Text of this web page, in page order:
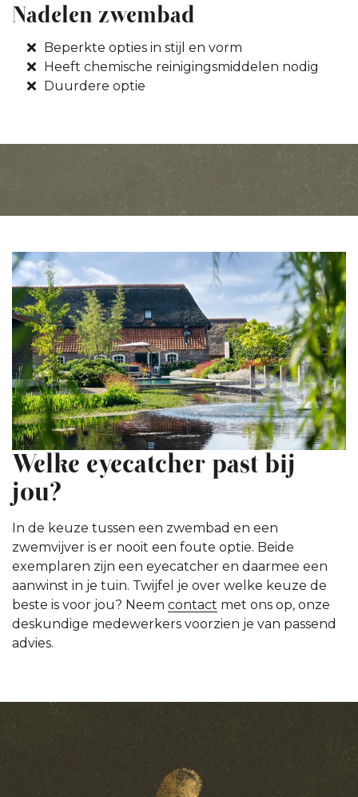
Nadelen zwembad
Beperkte opties in stijl en vorm
Heeft chemische reinigingsmiddelen nodig
Duurdere optie
Welke eyecatcher past bij
jou?
In de keuze tussen een zwembad en een
zwemvijver is er nooit een foute optie. Beide
exemplaren zijn een eyecatcher en daarmee een
aanwinst in je tuin. Twijfel je over welke keuze de
beste is voor jou? Neem contact met ons op, onze
deskundige medewerkers voorzien je van passend
advies.